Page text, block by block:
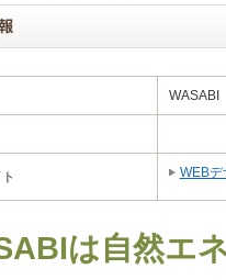
WASABI
WEB
は自然エ